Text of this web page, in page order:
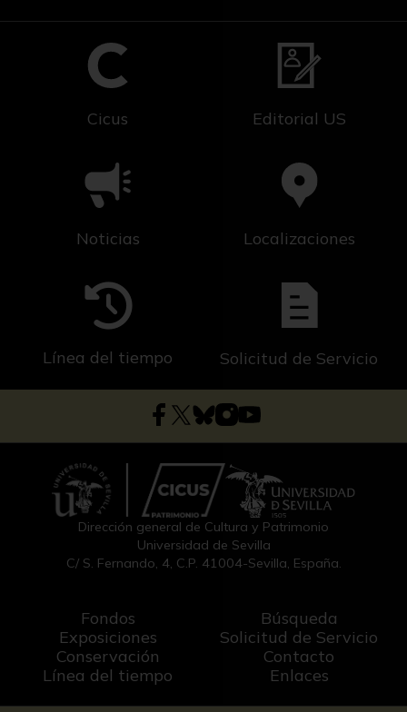
Cicus Editorial US
Noticias Localizaciones
Línea del tiempo Solicitud de Servicio
Dirección general de Cultura y Patrimonio
Universidad de Sevilla
C/ S. Fernando, 4, C.P. 41004-Sevilla, España.
Fondos
Exposiciones
Conservación
Línea del tiempo
Búsqueda
Solicitud de Servicio
Contacto
Enlaces